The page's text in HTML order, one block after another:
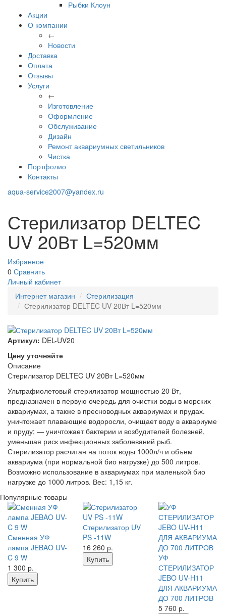
Рыбки Клоун
Акции
О компании
←
Новости
Доставка
Оплата
Отзывы
Услуги
←
Изготовление
Оформление
Обслуживание
Дизайн
Ремонт аквариумных светильников
Чистка
Портфолио
Контакты
aqua-service2007@yandex.ru
Стерилизатор DELTEC
UV 20Вт L=520мм
Избранное
0 Сравнить
Личный кабинет
Интернет магазин
Стерилизация
Стерилизатор DELTEC UV 20Вт L=520мм
Артикул: DEL-UV20
Цену уточняйте
Описание
Стерилизатор DELTEC UV 20Вт L=520мм
Ультрафиолетовый стерилизатор мощностью 20 Вт,
предназначен в первую очередь для очистки воды в морских
аквариумах, а также в пресноводных аквариумах и прудах.
уничтожает плавающие водоросли, очищает воду в аквариуме
и пруду; — уничтожает бактерии и возбудителей болезней,
уменьшая риск инфекционных заболеваний рыб.
Стерилизатор расчитан на поток воды 1000л/ч и объем
аквариума (при нормальной био нагрузке) до 500 литров.
Возможно использование в аквариумах при маленькой био
нагрузке до 1000 литров. Вес: 1,15 кг.
Популярные товары
Сменная УФ
лампа JEBAO UV-
C 9 W
1 300 р.
Купить
Стерилизатор UV
PS -11W
16 260 р.
Купить
УФ
СТЕРИЛИЗАТОР
JEBO UV-H11
ДЛЯ АКВАРИУМА
ДО 700 ЛИТРОВ
5 760 р.